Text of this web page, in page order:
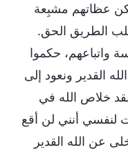
عظاتهم مشبِعة
الطريق الحق.
واتباعهم، حكموا
القدير ونعود إلى
خلاص الله في
لنفسي أنني لن أقع
عن الله القدير